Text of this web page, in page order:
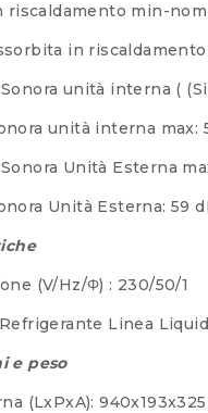
riscaldamento min-
in
unità interna (
unità interna max:
Unità Esterna
Unità Esterna: 59
(V/Hz/Φ) : 230/50/1
Linea
e peso
(LxPxA):